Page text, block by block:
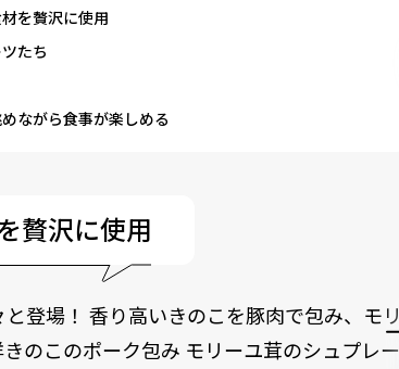
を贅沢に使用
たち
ながら食事が楽しめる
贅沢に使用
登場！ 香り高いきのこを豚肉で包み、モリ
のこのポーク包み モリーユ茸のシュプレー